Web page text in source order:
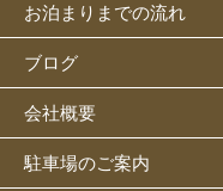
お泊まりまでの流れ
ブログ
会社概要
駐車場のご案内